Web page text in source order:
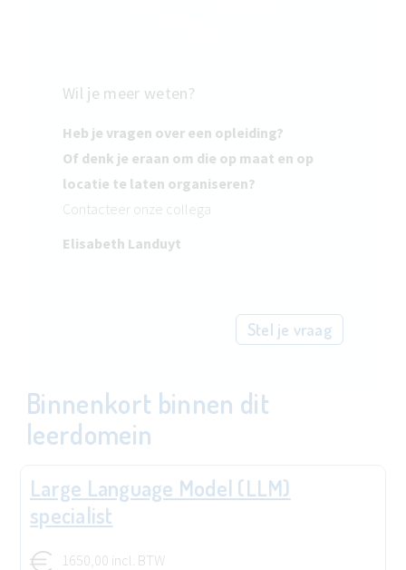
Wil je meer weten?
Heb je vragen over een opleiding?
Of denk je eraan om die op maat en op
locatie te laten organiseren?
Contacteer onze collega
Elisabeth Landuyt
Stel je vraag
Binnenkort binnen dit
leerdomein
Large Language Model (LLM)
specialist
1650,00 incl. BTW